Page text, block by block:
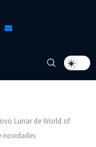
Lunar de World of
novidades